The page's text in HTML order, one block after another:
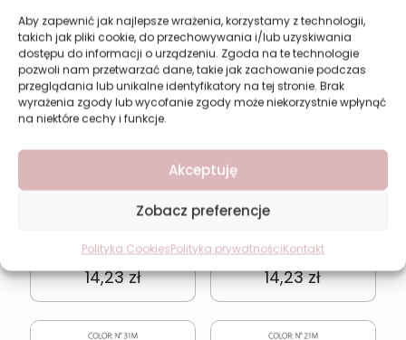
Aby zapewnić jak najlepsze wrażenia, korzystamy z technologii,
takich jak pliki cookie, do przechowywania i/lub uzyskiwania
dostępu do informacji o urządzeniu. Zgoda na te technologie
pozwoli nam przetwarzać dane, takie jak zachowanie podczas
przeglądania lub unikalne identyfikatory na tej stronie. Brak
wyrażenia zgody lub wycofanie zgody może niekorzystnie wpłynąć
na niektóre cechy i funkcje.
Akceptuję
Zobacz preferencje
Polityka CookiesPolityka prywatnościKontakt
Może spodoba się również…
Cienie do powiek
Revers Smoky Eye 23
14,23zł
Cienie do powiek
Revers Smoky Eye 22
14,23zł